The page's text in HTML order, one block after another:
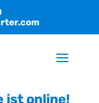
ist online!